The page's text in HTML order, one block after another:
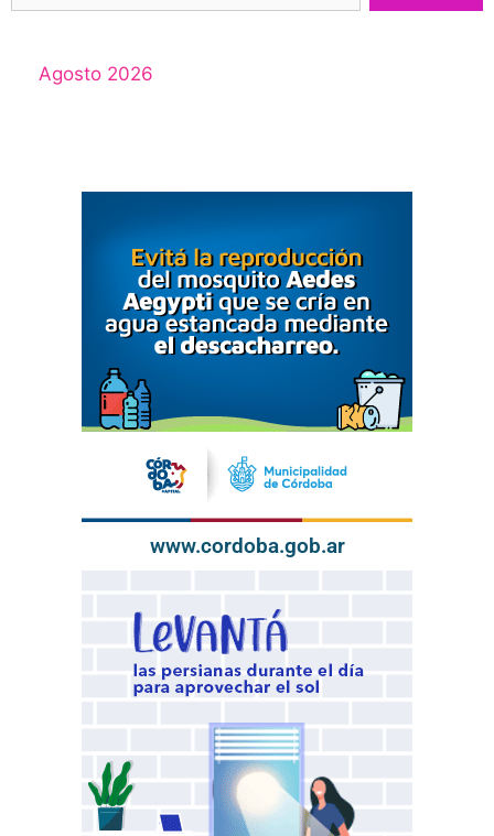
Agosto 2026
www.cordoba.gob.ar